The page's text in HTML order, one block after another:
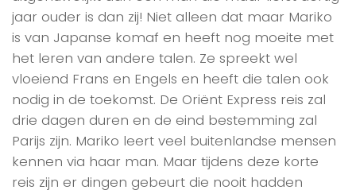
jaar ouder is dan zij! Niet alleen dat maar Mariko
is van Japanse komaf en heeft nog moeite met
het leren van andere talen. Ze spreekt wel
vloeiend Frans en Engels en heeft die talen ook
nodig in de toekomst. De Oriënt Express reis zal
drie dagen duren en de eind bestemming zal
Parijs zijn. Mariko leert veel buitenlandse mensen
kennen via haar man. Maar tijdens deze korte
reis zijn er dingen gebeurt die nooit hadden